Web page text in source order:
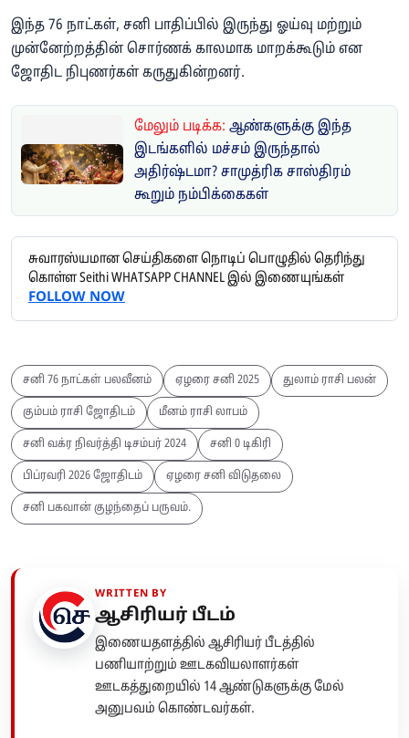
இந்த 76 நாட்கள், சனி பாதிப்பில் இருந்து ஓய்வு மற்றும்
முன்னேற்றத்தின் சொர்ணக் காலமாக மாறக்கூடும் என
ஜோதிட நிபுணர்கள் கருதுகின்றனர்.
மேலும் படிக்க: ஆண்களுக்கு இந்த
இடங்களில் மச்சம் இருந்தால்
அதிர்ஷ்டமா? சாமுத்ரிக சாஸ்திரம்
கூறும் நம்பிக்கைகள்
சுவாரஸ்யமான செய்திகளை நொடிப் பொழுதில் தெரிந்து
கொள்ள Seithi WHATSAPP CHANNEL இல் இணையுங்கள்
FOLLOW NOW
சனி 76 நாட்கள் பலவீனம் ஏழரை சனி 2025 துலாம் ராசி பலன்
கும்பம் ராசி ஜோதிடம் மீனம் ராசி லாபம்
சனி வக்ர நிவர்த்தி டிசம்பர் 2024 சனி 0 டிகிரி
பிப்ரவரி 2026 ஜோதிடம் ஏழரை சனி விடுதலை
சனி பகவான் குழந்தைப் பருவம்.
WRITTEN BY
ஆசிரியர் பீடம்
இணையதளத்தில் ஆசிரியர் பீடத்தில்
பணியாற்றும் ஊடகவியலாளர்கள்
ஊடகத்துறையில் 14 ஆண்டுகளுக்கு மேல்
அனுபவம் கொண்டவர்கள்.